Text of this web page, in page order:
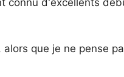
connu d'excellents
que je ne pense